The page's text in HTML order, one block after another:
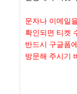
문자나 이메일
확인되면 티켓
반드시 구글폼
방문해 주시기